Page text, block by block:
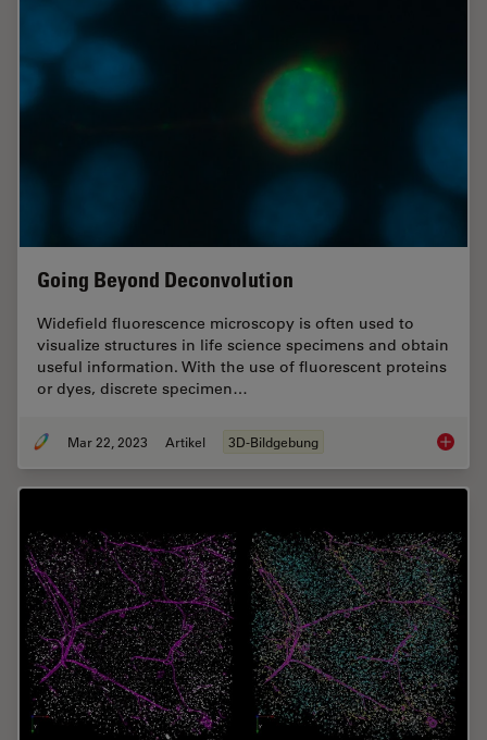
Going Beyond Deconvolution
Widefield fluorescence microscopy is often used to
visualize structures in life science specimens and obtain
useful information. With the use of fluorescent proteins
or dyes, discrete specimen…
Mar 22, 2023 Artikel 3D-Bildgebung Going